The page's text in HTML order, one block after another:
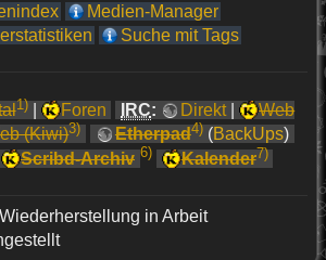
Medien-Manager
Suche mit Tags
1)| Foren IRC: Direkt|
Web
(Kiwi)3) Etherpad4)(BackUps)
Scribd-Archiv 6) Kalender7)
Wiederherstellung in Arbeit